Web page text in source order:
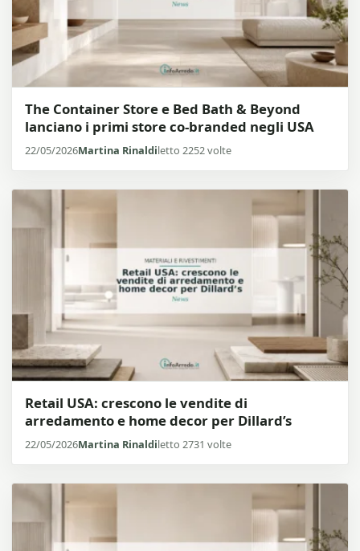
The Container Store e Bed Bath & Beyond
lanciano i primi store co-branded negli USA
22/05/2026Martina Rinaldiletto 2252 volte
Retail USA: crescono le vendite di
arredamento e home decor per Dillard’s
22/05/2026Martina Rinaldiletto 2731 volte